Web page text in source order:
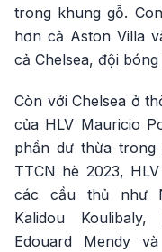
trong khung gỗ.
hơn cả Aston Villa
cả Chelsea, đội
Còn với Chelsea ở
của HLV Mauricio
phần dư thừa
TTCN hè 2023,
các cầu thủ như
Kalidou
Edouard Mendy